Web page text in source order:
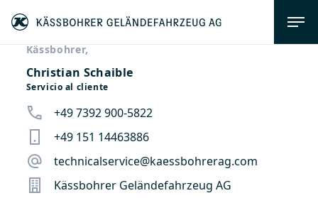
Kässbohrer,
Christian Schaible
Servicio al cliente
+49 7392 900-5822
+49 151 14463886
technicalservice@kaessbohrerag.com
Kässbohrer Geländefahrzeug AG